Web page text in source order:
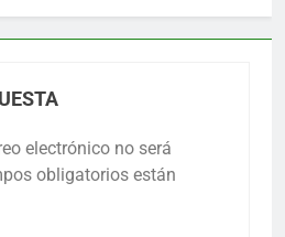
electrónico no será
obligatorios están